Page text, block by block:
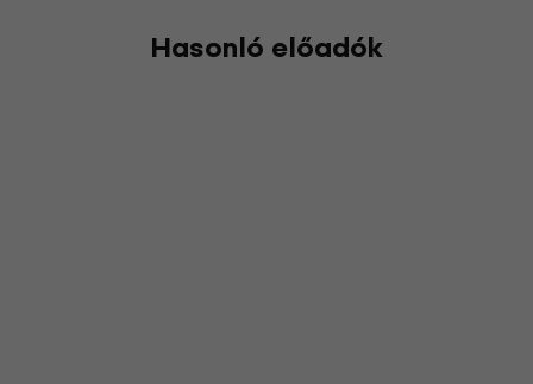
Hasonló előadók